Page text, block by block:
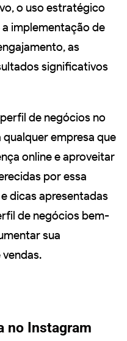
o uso estratégico
implementação de
as
significativos
de negócios no
qualquer empresa que
online e aproveitar
por essa
dicas apresentadas
de negócios bem-
sua
no Instagram